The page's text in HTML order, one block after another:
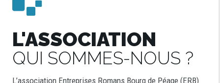
L'ASSOCIATION
QUI SOMMES-NOUS ?
L’association Entreprises Romans Bourg de Péage (ERB)